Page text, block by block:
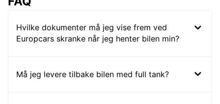
Hvilke dokumenter må jeg vise frem ved
Europcars skranke når jeg henter bilen min?
Må jeg levere tilbake bilen med full tank?